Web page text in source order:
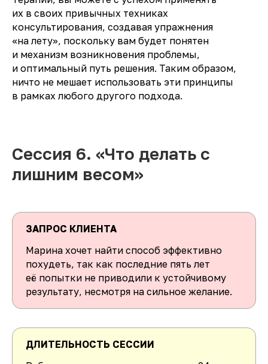
их в своих привычных техниках
консультирования, создавая упражнения
«на лету», поскольку вам будет понятен
и механизм возникновения проблемы,
и оптимальный путь решения. Таким образом,
ничто не мешает использовать эти принципы
в рамках любого другого подхода.
Сессия 6. «Что делать с
лишним весом»
ЗАПРОС КЛИЕНТА
Марина хочет найти способ эффективно
похудеть, так как последние пять лет
её попытки не приводили к устойчивому
результату, несмотря на сильное желание.
ДЛИТЕЛЬНОСТЬ СЕССИИ